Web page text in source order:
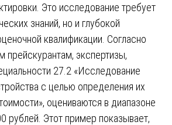
Это исследование требует
знаний, но и глубокой
квалификации. Согласно
прейскурантам, экспертизы,
27.2 «Исследование
с целью определения их
оцениваются в диапазоне
рублей. Этот пример показывает,